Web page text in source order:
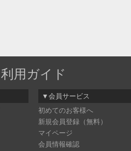
利用ガイド
▼会員サービス
初めてのお客様へ
新規会員登録（無料）
マイページ
会員情報確認